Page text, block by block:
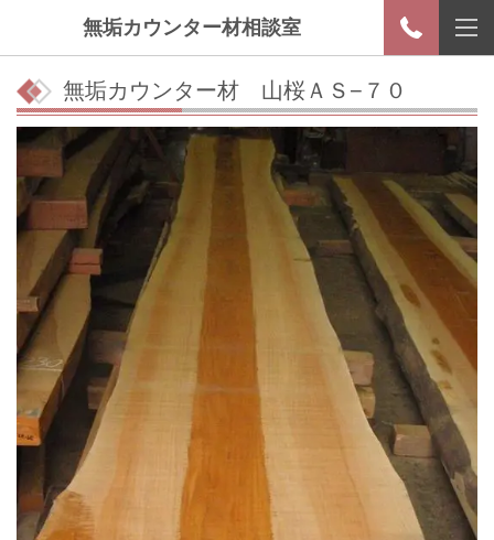
無垢カウンター材相談室
無垢カウンター材 山桜ＡＳ−７０